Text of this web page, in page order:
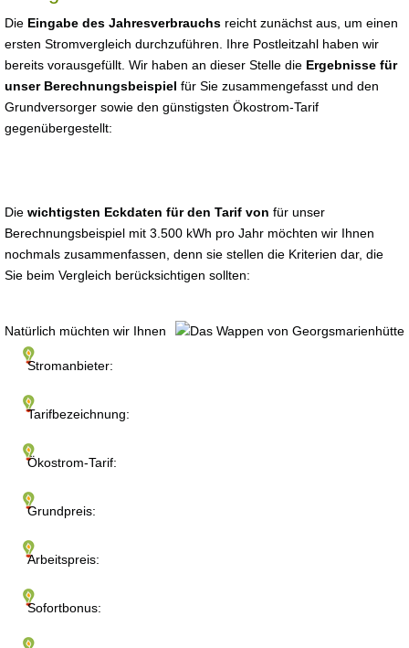
Die Eingabe des Jahresverbrauchs reicht zunächst aus, um einen
ersten Stromvergleich durchzuführen. Ihre Postleitzahl haben wir
bereits vorausgefüllt. Wir haben an dieser Stelle die Ergebnisse für
unser Berechnungsbeispiel für Sie zusammengefasst und den
Grundversorger sowie den günstigsten Ökostrom-Tarif
gegenübergestellt:
Die wichtigsten Eckdaten für den Tarif von für unser
Berechnungsbeispiel mit 3.500 kWh pro Jahr möchten wir Ihnen
nochmals zusammenfassen, denn sie stellen die Kriterien dar, die
Sie beim Vergleich berücksichtigen sollten:
Stromanbieter:
Tarifbezeichnung:
Ökostrom-Tarif:
Grundpreis:
Arbeitspreis:
Sofortbonus:
Natürlich müchten wir Ihnen